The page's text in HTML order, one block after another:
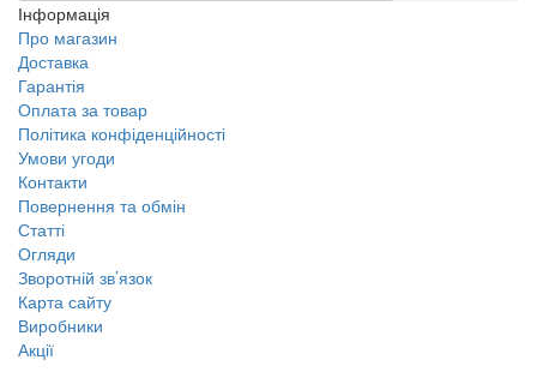
Інформація
Про магазин
Доставка
Гарантія
Оплата за товар
Політика конфіденційності
Умови угоди
Контакти
Повернення та обмін
Статті
Огляди
Зворотній зв’язок
Карта сайту
Виробники
Акції